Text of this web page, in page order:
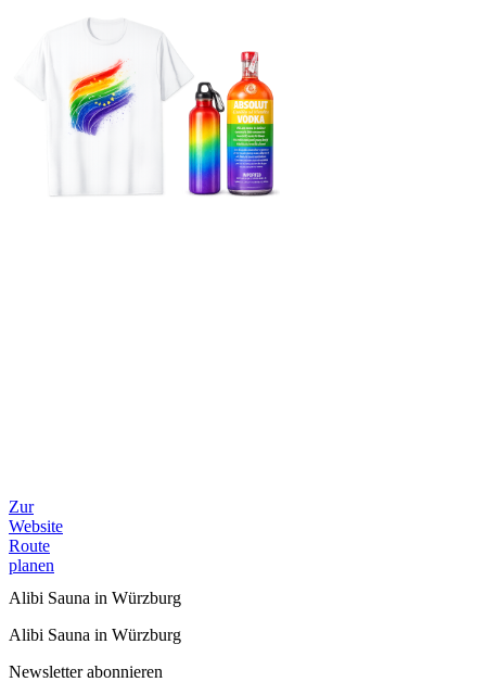
Zur
Website
Route
planen
Alibi Sauna in Würzburg
Alibi Sauna in Würzburg
Newsletter abonnieren